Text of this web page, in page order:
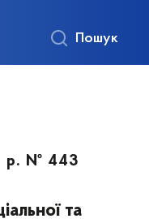
Пошук
р. № 443
та